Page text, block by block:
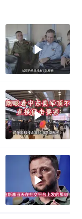
注胶花1.55万
三预警齐发 11个省份有大到暴雨
从科技创新看开局起步的时与势